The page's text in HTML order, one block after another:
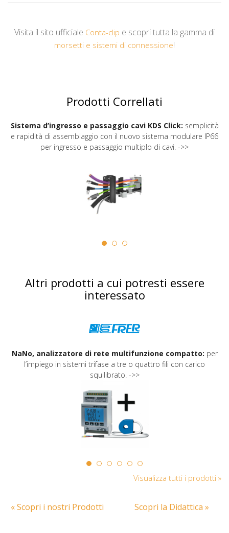
Visita il sito ufficiale Conta-clip e scopri tutta la gamma di
morsetti e sistemi di connessione!
Prodotti Correllati
Sistema d’ingresso e passaggio cavi KDS Click: semplicità
e rapidità di assemblaggio con il nuovo sistema modulare IP66
per ingresso e passaggio multiplo di cavi. ->>
Altri prodotti a cui potresti essere
interessato
NaNo, analizzatore di rete multifunzione compatto: per
l’impiego in sistemi trifase a tre o quattro fili con carico
squilibrato. ->>
Visualizza tutti i prodotti »
« Scopri i nostri Prodotti Scopri la Didattica »